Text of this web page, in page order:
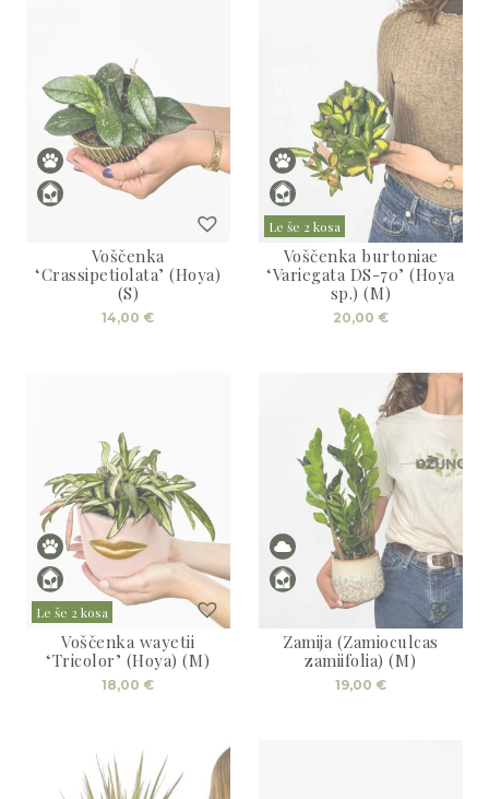
Voščenka
‘Crassipetiolata’ (Hoya)
(S)
14,00 €
Le še 2 kosa
Voščenka burtoniae
‘Variegata DS-70’ (Hoya
sp.) (M)
20,00 €
Le še 2 kosa
Voščenka wayetii
‘Tricolor’ (Hoya) (M)
18,00 €
Zamija (Zamioculcas
zamiifolia) (M)
19,00 €